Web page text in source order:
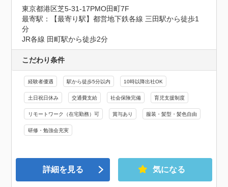
東京都港区芝5-31-17PMO田町7F
最寄駅：【最寄り駅】都営地下鉄各線 三田駅から徒歩1
分
JR各線 田町駅から徒歩2分
こだわり条件
経験者優遇 駅から徒歩5分以内 10時以降出社OK
土日祝日休み 交通費支給 社会保険完備 育児支援制度
リモートワーク（在宅勤務）可 賞与あり 服装・髪型・髪色自由
研修・勉強会充実
詳細を見る 気になる